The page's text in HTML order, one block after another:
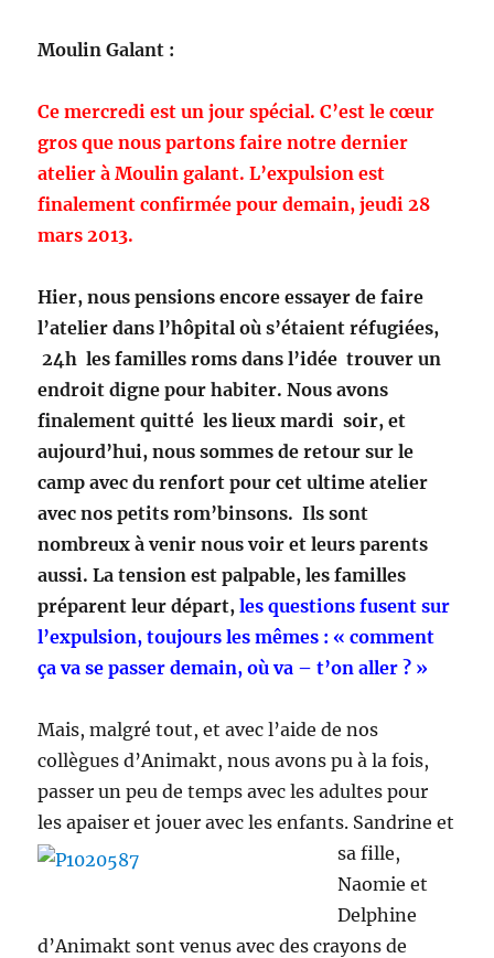
Moulin Galant :
Ce mercredi est un jour spécial. C’est le cœur
gros que nous partons faire notre dernier
atelier à Moulin galant. L’expulsion est
finalement confirmée pour demain, jeudi 28
mars 2013.
Hier, nous pensions encore essayer de faire
l’atelier dans l’hôpital où s’étaient réfugiées,
24h les familles roms dans l’idée trouver un
endroit digne pour habiter. Nous avons
finalement quitté les lieux mardi soir, et
aujourd’hui, nous sommes de retour sur le
camp avec du renfort pour cet ultime atelier
avec nos petits rom’binsons. Ils sont
nombreux à venir nous voir et leurs parents
aussi. La tension est palpable, les familles
préparent leur départ,les questions fusent sur
l’expulsion, toujours les mêmes : « comment
ça va se passer demain, où va – t’on aller ? »
Mais, malgré tout, et avec l’aide de nos
collègues d’Animakt, nous avons pu à la fois,
passer un peu de temps avec les adultes pour
les apaiser et jouer avec les enfants. Sandrine et
sa fille,
Naomie et
Delphine
d’Animakt sont venus avec des crayons de